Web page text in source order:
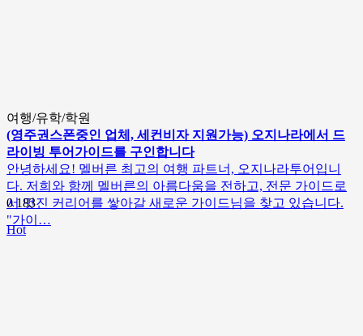
여행/유학/학원
(영주권스폰중인 업체, 세컨비자 지원가능) 오지나라에서 드
라이빙 투어가이드를 구인합니다
안녕하세요! 멜버른 최고의 여행 파트너, 오지나라투어입니
다. 저희와 함께 멜버른의 아름다움을 전하고, 전문 가이드로
서 멋진 커리어를 쌓아갈 새로운 가이드님을 찾고 있습니다.
"가이…
0183
Hot